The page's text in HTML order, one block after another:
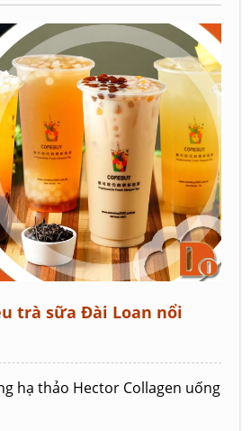
trà sữa Đài Loan nổi
hạ thảo Hector Collagen uống